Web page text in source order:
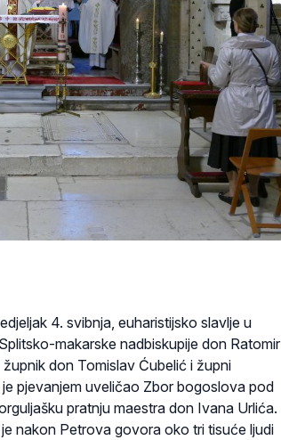
4. svibnja, euharistijsko slavlje u
makarske nadbiskupije don Ratomir
don Tomislav Ćubelić i župni
pjevanjem uveličao Zbor bogoslova pod
pratnju maestra don Ivana Urlića.
nakon Petrova govora oko tri tisuće ljudi